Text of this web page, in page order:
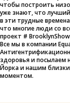
чтобы построить
уже знают, что
в эти трудные
что многие люди со
проект #
Все мы в компании
здоровья и посылаем
Йорка и нашим
моментом.